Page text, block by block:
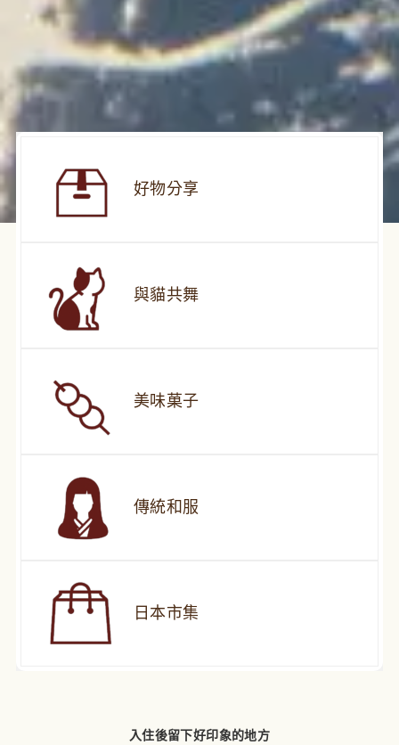
好物分享
與貓共舞
美味菓子
傳統和服
日本市集
入住後留下好印象的地方